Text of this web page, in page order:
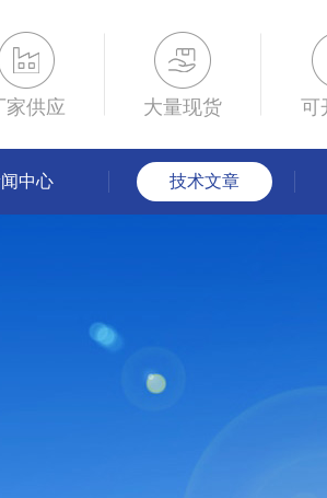
家供应 大量现货 可
中心 技术文章